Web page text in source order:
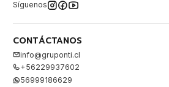
Síguenos
CONTÁCTANOS
info@gruponti.cl
+56229937602
56999186629